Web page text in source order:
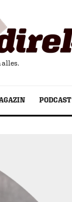
alles.
PODCAST